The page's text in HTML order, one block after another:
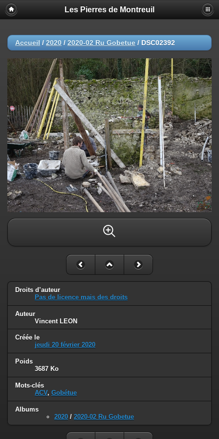
Les Pierres de Montreuil
Accueil / 2020 / 2020-02 Ru Gobetue / DSC02392
Droits d’auteur
Pas de licence mais des droits
Auteur
Vincent LEON
Créée le
jeudi 20 février 2020
Poids
3687 Ko
Mots-clés
ACV, Gobétue
Albums
2020 / 2020-02 Ru Gobetue